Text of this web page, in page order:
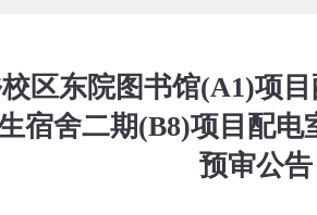
区东院图书馆(A1)项
宿舍二期(B8)项目配
预审公告